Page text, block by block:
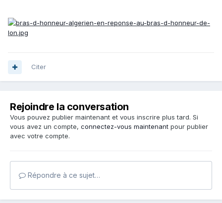
Citer
Rejoindre la conversation
Vous pouvez publier maintenant et vous inscrire plus tard. Si
vous avez un compte, connectez-vous maintenant pour publier
avec votre compte.
Répondre à ce sujet…